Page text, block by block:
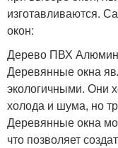
изготавливаются.
окон:
Дерево ПВХ
Деревянные окна
экологичными. Они
холода и шума, но
Деревянные окна
что позволяет